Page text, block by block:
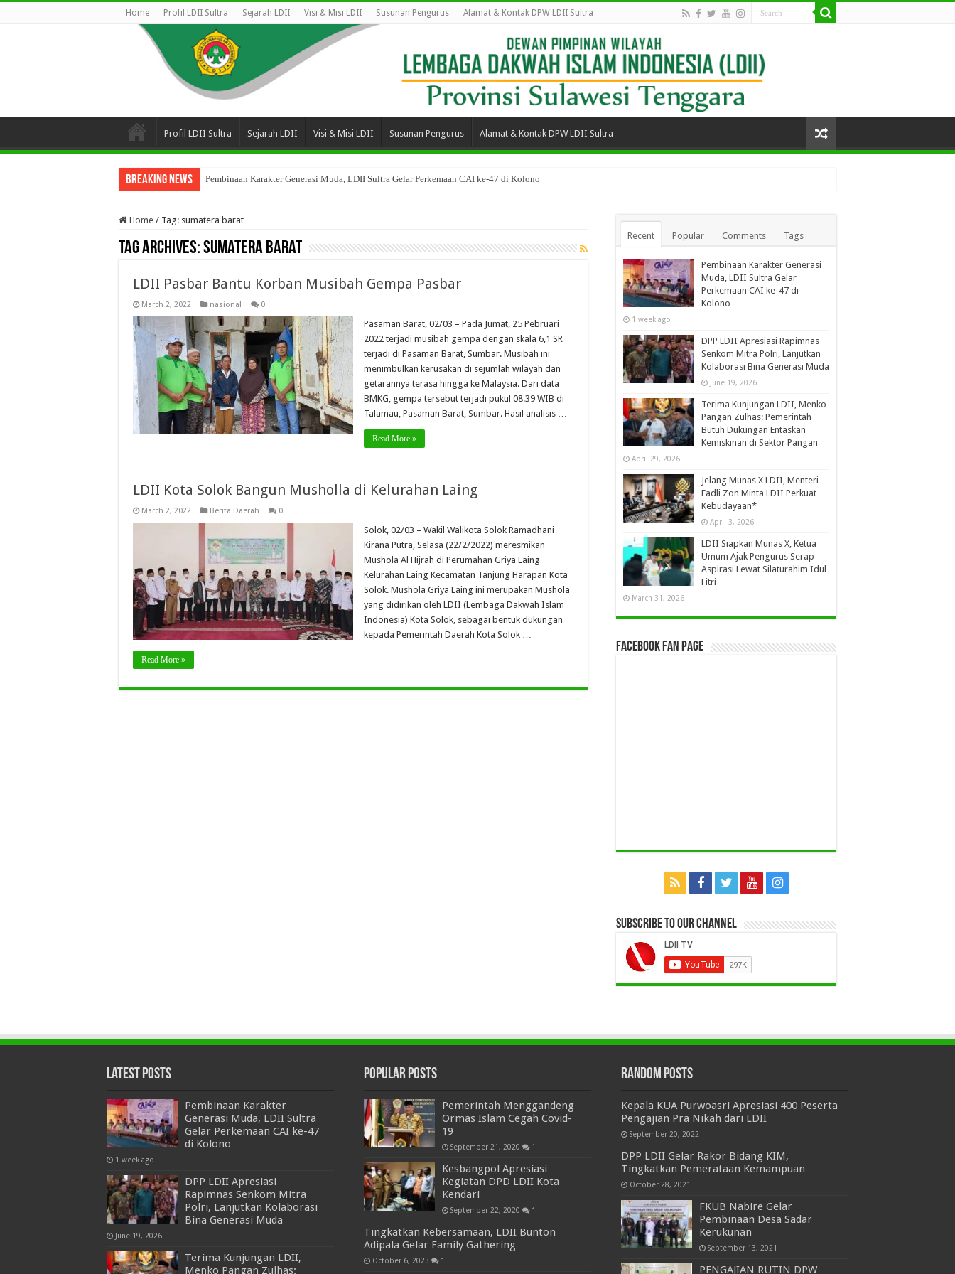
Home Profil LDII Sultra Sejarah LDII Visi & Misi LDII Susunan Pengurus Alamat & Kontak DPW LDII Sultra
Profil LDII Sultra Sejarah LDII Visi & Misi LDII Susunan Pengurus Alamat & Kontak DPW LDII Sultra
Breaking News Pembinaan Karakter Generasi Muda, LDII Sultra Gelar Perkemaan CAI ke-47 di Kolono
Home / Tag: sumatera barat
Tag Archives:sumatera barat
LDII Pasbar Bantu Korban Musibah Gempa Pasbar
March 2, 2022 nasional 0
Pasaman Barat, 02/03 – Pada Jumat, 25 Pebruari
2022 terjadi musibah gempa dengan skala 6,1 SR
terjadi di Pasaman Barat, Sumbar. Musibah ini
menimbulkan kerusakan di sejumlah wilayah dan
getarannya terasa hingga ke Malaysia. Dari data
BMKG, gempa tersebut terjadi pukul 08.39 WIB di
Talamau, Pasaman Barat, Sumbar. Hasil analisis …
Read More »
LDII Kota Solok Bangun Musholla di Kelurahan Laing
March 2, 2022 Berita Daerah 0
Solok, 02/03 – Wakil Walikota Solok Ramadhani
Kirana Putra, Selasa (22/2/2022) meresmikan
Mushola Al Hijrah di Perumahan Griya Laing
Kelurahan Laing Kecamatan Tanjung Harapan Kota
Solok. Mushola Griya Laing ini merupakan Mushola
yang didirikan oleh LDII (Lembaga Dakwah Islam
Indonesia) Kota Solok, sebagai bentuk dukungan
kepada Pemerintah Daerah Kota Solok …
Read More »
Recent Popular Comments Tags
Pembinaan Karakter Generasi
Muda, LDII Sultra Gelar
Perkemaan CAI ke-47 di
Kolono
1 week ago
DPP LDII Apresiasi Rapimnas
Senkom Mitra Polri, Lanjutkan
Kolaborasi Bina Generasi Muda
June 19, 2026
Terima Kunjungan LDII, Menko
Pangan Zulhas: Pemerintah
Butuh Dukungan Entaskan
Kemiskinan di Sektor Pangan
April 29, 2026
Jelang Munas X LDII, Menteri
Fadli Zon Minta LDII Perkuat
Kebudayaan*
April 3, 2026
LDII Siapkan Munas X, Ketua
Umum Ajak Pengurus Serap
Aspirasi Lewat Silaturahim Idul
Fitri
March 31, 2026
Facebook Fan Page
Subscribe to our Channel
Latest Posts
Pembinaan Karakter
Generasi Muda, LDII Sultra
Gelar Perkemaan CAI ke-47
di Kolono
1 week ago
DPP LDII Apresiasi
Rapimnas Senkom Mitra
Polri, Lanjutkan Kolaborasi
Bina Generasi Muda
June 19, 2026
Terima Kunjungan LDII,
Menko Pangan Zulhas:
Popular Posts
Pemerintah Menggandeng
Ormas Islam Cegah Covid-
19
September 21, 2020 1
Kesbangpol Apresiasi
Kegiatan DPD LDII Kota
Kendari
September 22, 2020 1
Tingkatkan Kebersamaan, LDII Bunton
Adipala Gelar Family Gathering
October 6, 2023 1
Random Posts
Kepala KUA Purwoasri Apresiasi 400 Peserta
Pengajian Pra Nikah dari LDII
September 20, 2022
DPP LDII Gelar Rakor Bidang KIM,
Tingkatkan Pemerataan Kemampuan
October 28, 2021
FKUB Nabire Gelar
Pembinaan Desa Sadar
Kerukunan
September 13, 2021
PENGAJIAN RUTIN DPW